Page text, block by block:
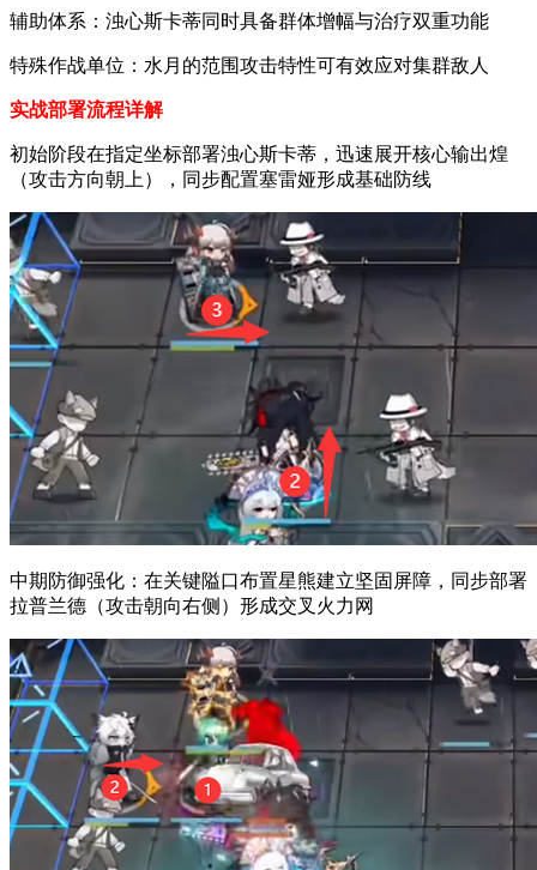
辅助体系：浊心斯卡蒂同时具备群体增幅与治疗双重功能
特殊作战单位：水月的范围攻击特性可有效应对集群敌人
实战部署流程详解
初始阶段在指定坐标部署浊心斯卡蒂，迅速展开核心输出煌
（攻击方向朝上），同步配置塞雷娅形成基础防线
中期防御强化：在关键隘口布置星熊建立坚固屏障，同步部署
拉普兰德（攻击朝向右侧）形成交叉火力网